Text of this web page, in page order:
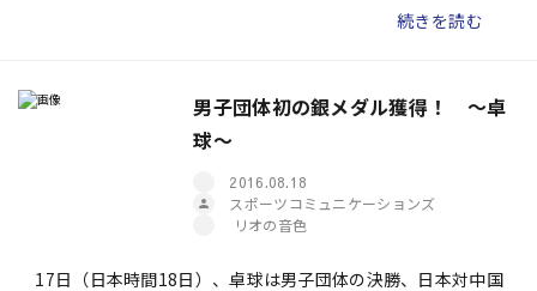
続きを読む
男子団体初の銀メダル獲得！ ～卓
球～
2016.08.18
スポーツコミュニケーションズ
リオの音色
17日（日本時間18日）、卓球は男子団体の決勝、日本対中国